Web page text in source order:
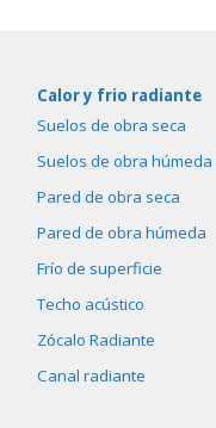
Calor y frio radiante
Suelos de obra seca
Suelos de obra húmeda
Pared de obra seca
Pared de obra húmeda
Frío de superficie
Techo acústico
Zócalo Radiante
Canal radiante